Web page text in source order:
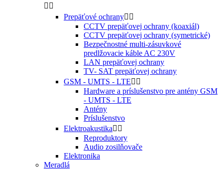
 
Prepäťové ochrany 
CCTV prepäťovej ochrany (koaxiál)
CCTV prepäťovej ochrany (symetrické)
Bezpečnostné multi-zásuvkové
predlžovacie káble AC 230V
LAN prepäťovej ochrany
TV- SAT prepäťovej ochrany
GSM - UMTS - LTE 
Hardware a príslušenstvo pre antény GSM
- UMTS - LTE
Antény
Príslušenstvo
Elektroakustika 
Reproduktory
Audio zosilňovače
Elektronika
Meradlá